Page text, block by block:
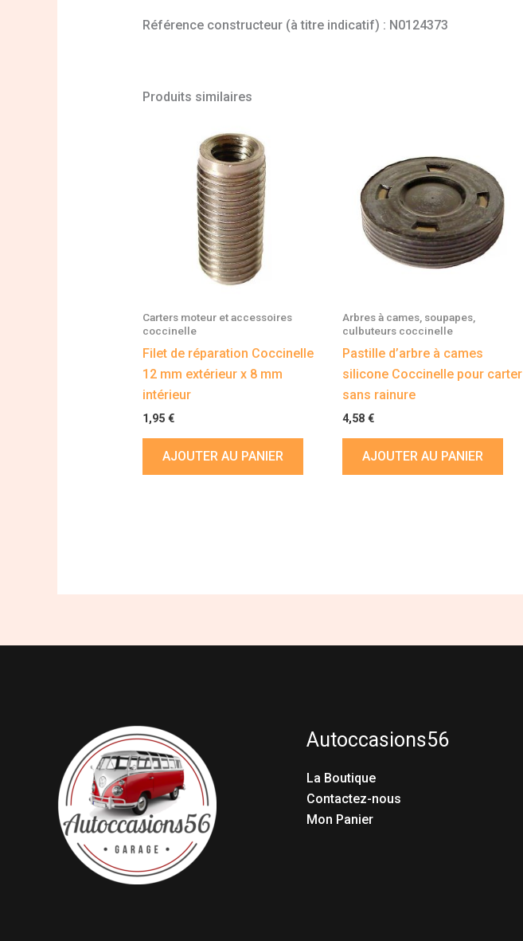
Référence constructeur (à titre indicatif) : N0124373
Produits similaires
Carters moteur et accessoires
coccinelle
Filet de réparation Coccinelle
12 mm extérieur x 8 mm
intérieur
1,95 €
AJOUTER AU PANIER
Arbres à cames, soupapes,
culbuteurs coccinelle
Pastille d’arbre à cames
silicone Coccinelle pour carter
sans rainure
4,58€
AJOUTER AU PANIER
Autoccasions56
La Boutique
Contactez-nous
Mon Panier